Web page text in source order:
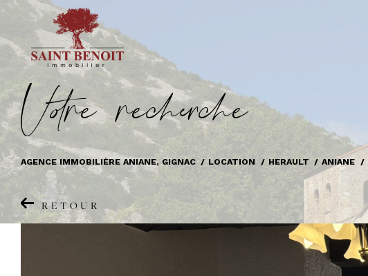
Vore recece
AGENCE IMMOBILIÈRE ANIANE, GIGNAC LOCATION HERAULT ANIANE
RETOUR